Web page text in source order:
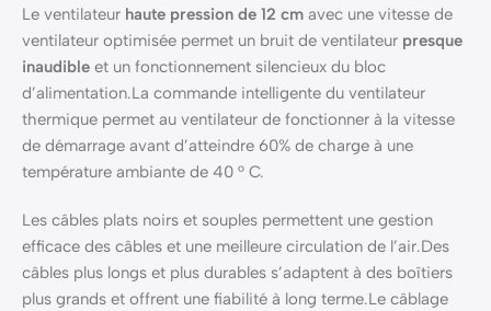
Le ventilateur haute pression de 12 cm avec une vitesse de
ventilateur optimisée permet un bruit de ventilateur presque
inaudible et un fonctionnement silencieux du bloc
d’alimentation.La commande intelligente du ventilateur
thermique permet au ventilateur de fonctionner à la vitesse
de démarrage avant d’atteindre 60% de charge à une
température ambiante de 40 ° C.
Les câbles plats noirs et souples permettent une gestion
efficace des câbles et une meilleure circulation de l’air.Des
câbles plus longs et plus durables s’adaptent à des boîtiers
plus grands et offrent une fiabilité à long terme.Le câblage